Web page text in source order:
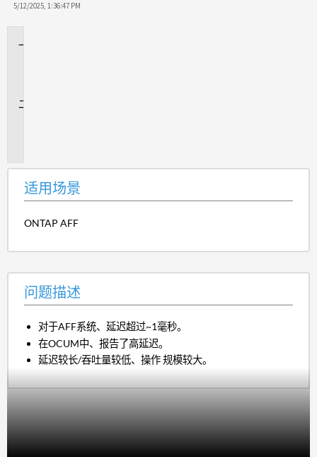
5/12/2025, 1:36:47 PM
适用场景
ONTAP AFF
问题描述
对于AFF系统、延迟超过~1毫秒。
在OCUM中、报告了高延迟。
延迟较长/吞吐量较低、操作 规模较大。